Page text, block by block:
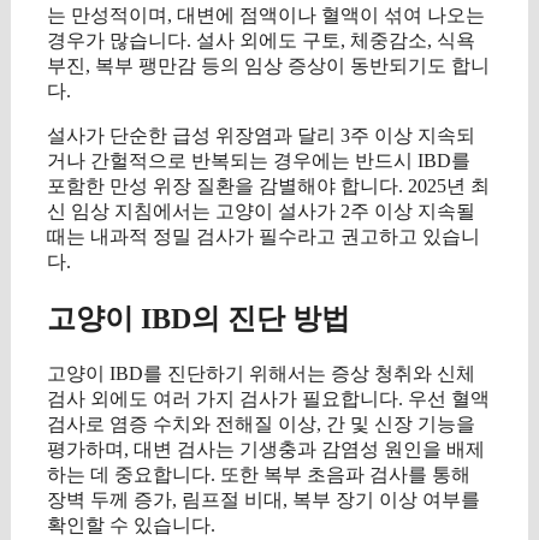
는 만성적이며, 대변에 점액이나 혈액이 섞여 나오는
경우가 많습니다. 설사 외에도 구토, 체중감소, 식욕
부진, 복부 팽만감 등의 임상 증상이 동반되기도 합니
다.
설사가 단순한 급성 위장염과 달리 3주 이상 지속되
거나 간헐적으로 반복되는 경우에는 반드시 IBD를
포함한 만성 위장 질환을 감별해야 합니다. 2025년 최
신 임상 지침에서는 고양이 설사가 2주 이상 지속될
때는 내과적 정밀 검사가 필수라고 권고하고 있습니
다.
고양이 IBD의 진단 방법
고양이 IBD를 진단하기 위해서는 증상 청취와 신체
검사 외에도 여러 가지 검사가 필요합니다. 우선 혈액
검사로 염증 수치와 전해질 이상, 간 및 신장 기능을
평가하며, 대변 검사는 기생충과 감염성 원인을 배제
하는 데 중요합니다. 또한 복부 초음파 검사를 통해
장벽 두께 증가, 림프절 비대, 복부 장기 이상 여부를
확인할 수 있습니다.